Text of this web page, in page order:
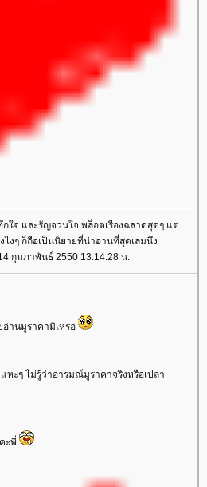
ใจ และรัญจวนใจ พล็อตเรื่องฉลาดสุดๆ แต่
ไงๆ ก็ถือเป็นนิยายที่น่าอ่านที่สุดเล่มนึง
กุมภาพันธ์ 2550 13:14:28 น.
านมูราคามิเหรอ
ะๆ ไม่รู้ว่าอารมณ์มูราคาจริงหรือเปล่า
ะพี่